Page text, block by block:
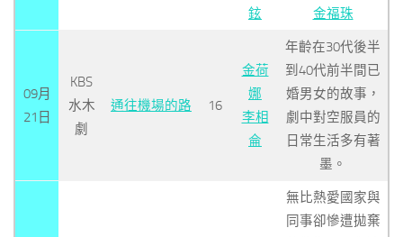
鉉
金福珠
09月
21日
KBS
水木
劇
通往機場的路 16
金荷
娜
李相
侖
年齡在30代後半
到40代前半間已
婚男女的故事，
劇中對空服員的
日常生活多有著
墨。
無比熱愛國家與
同事卻慘遭拋棄